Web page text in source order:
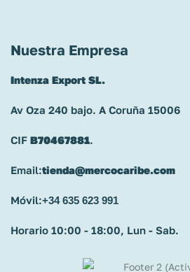
Nuestra Empresa
Intenza Export SL.
Av Oza 240 bajo. A Coruña 15006
CIF B70467881.
Email:tienda@mercocaribe.com
Móvil:+34 635 623 991
Horario 10:00 - 18:00, Lun - Sab.